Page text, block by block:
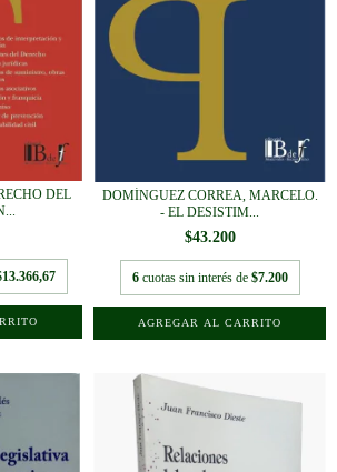
DEL
DOMÍNGUEZ CORREA, MARCELO.
- EL DESISTIM...
$43.200
6 cuotas sin interés de $7.200